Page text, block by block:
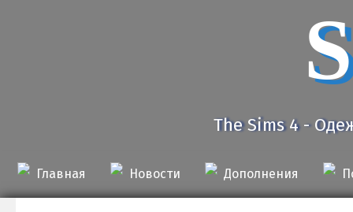
The Sims 4 -
Главная Новости Дополнения